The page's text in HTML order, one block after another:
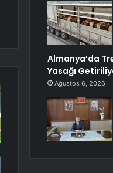
Almanya’da
Yasağı
Ağustos 6, 2026